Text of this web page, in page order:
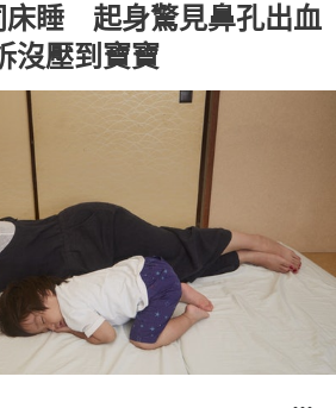
床睡 起身驚見鼻孔出血
壓到寶寶